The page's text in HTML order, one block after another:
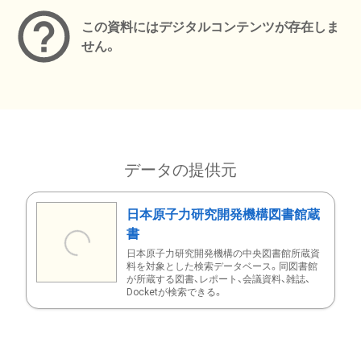
この資料にはデジタルコンテンツが存在しま
せん。
データの提供元
日本原子力研究開発機構図書館蔵
書
日本原子力研究開発機構の中央図書館所蔵資
料を対象とした検索データベース。同図書館
が所蔵する図書、レポート、会議資料、雑誌、
Docketが検索できる。